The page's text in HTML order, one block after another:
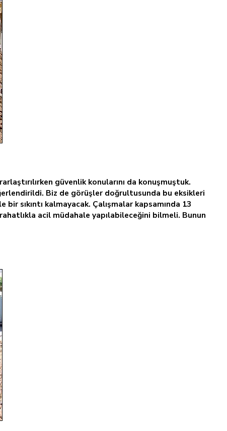
güvenlik konularını da konuşmuştuk.
Biz de görüşler doğrultusunda bu eksikleri
sıkıntı kalmayacak. Çalışmalar kapsamında 13
acil müdahale yapılabileceğini bilmeli. Bunun